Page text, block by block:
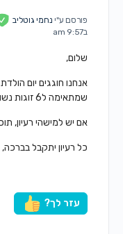
פורסם ע"ינחמי גוטליב
ב9:57 am
שלום,
אנחנו חוגגים יום
שמתאימה ל6 זוגות נשואים.
אם יש למישהי רעיון,
כל רעיון יתקבל
עזר לך?